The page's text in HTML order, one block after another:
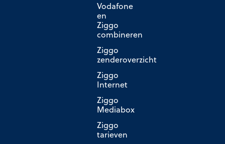
Vodafone
en
Ziggo
combineren
Ziggo
zenderoverzicht
Ziggo
Internet
Ziggo
Mediabox
Ziggo
tarieven